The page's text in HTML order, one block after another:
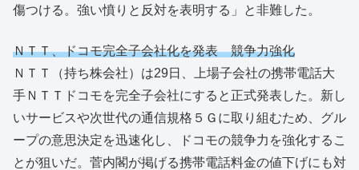
傷つける。強い憤りと反対を表明する」と非難した。
ＮＴＴ、ドコモ完全子会社化を発表 競争力強化
ＮＴＴ（持ち株会社）は29日、上場子会社の携帯電話大
手ＮＴＴドコモを完全子会社にすると正式発表した。新し
いサービスや次世代の通信規格５Ｇに取り組むため、グル
ープの意思決定を迅速化し、ドコモの競争力を強化するこ
とが狙いだ。菅内閣が掲げる携帯電話料金の値下げにも対